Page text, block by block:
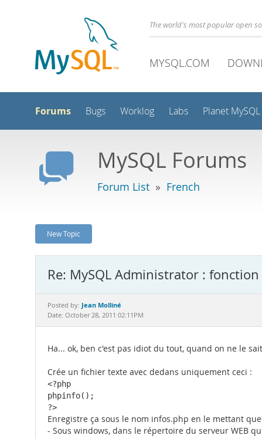
The world's most popular open
MYSQL.COM
Forums Bugs Worklog Labs Planet MySQL
MySQL Forums
Forum List » French
New Topic
Re: MySQL Administrator :
Posted by: Jean Molliné
Date: October 28, 2011 02:11PM
Ha... ok, ben c'est pas idiot du tout, quand on ne le
Crée un fichier texte avec dedans uniquement ceci :
<?php
phpinfo();
?>
Enregistre ça sous le nom infos.php en le mettant
- Sous windows, dans le répertoire du serveur WEB